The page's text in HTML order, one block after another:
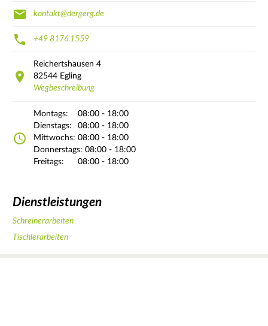
kontakt@dergerg.de
+49 8176 1559
Reichertshausen 4
82544 Egling
Wegbeschreibung
Montags:
08:00 - 18:00
Dienstags:
08:00 - 18:00
Mittwochs: 08:00 - 18:00
Donnerstags: 08:00 - 18:00
Freitags:
08:00 - 18:00
Dienstleistungen
Schreinerarbeiten
Tischlerarbeiten